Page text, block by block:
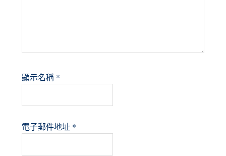
顯示名稱 *
電子郵件地址 *